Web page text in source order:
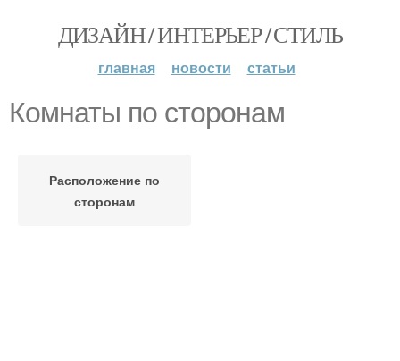
ДИЗАЙН / ИНТЕРЬЕР / СТИЛЬ
главная новости статьи
Комнаты по сторонам
Расположение по
сторонам